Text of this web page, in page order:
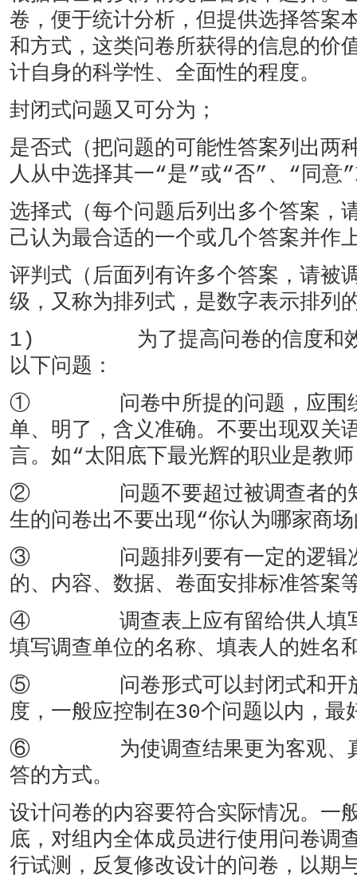
卷，便于统计分析，但提供选择答案
和方式，这类问卷所获得的信息的价
计自身的科学性、全面性的程度。
封闭式问题又可分为；
是否式（把问题的可能性答案列出两
人从中选择其一“是”或“否”、“同意
选择式（每个问题后列出多个答案，
己认为最合适的一个或几个答案并作
评判式（后面列有许多个答案，请被
级，又称为排列式，是数字表示排列
1) 为了提高问卷的信度和效度
以下问题：
① 问卷中所提的问题，应围绕
单、明了，含义准确。不要出现双关
言。如“太阳底下最光辉的职业是教
② 问题不要超过被调查者的知
生的问卷出不要出现“你认为哪家商
③ 问题排列要有一定的逻辑次
的、内容、数据、卷面安排标准答案
④ 调查表上应有留给供人填写
填写调查单位的名称、填表人的姓名
⑤ 问卷形式可以封闭式和开放
度，一般应控制在30个问题以内，最
⑥ 为使调查结果更为客观、真
答的方式。
设计问卷的内容要符合实际情况。一
底，对组内全体成员进行使用问卷调
行试测，反复修改设计的问卷，以期